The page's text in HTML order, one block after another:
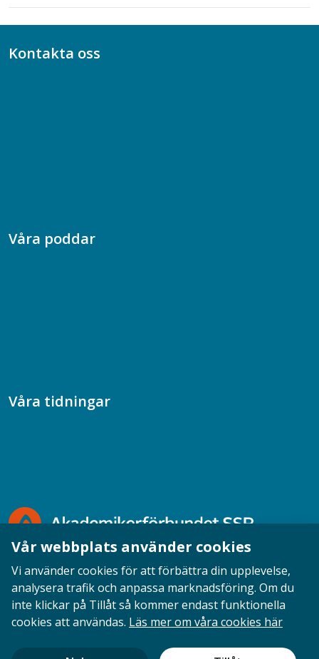
Kontakta oss
Våra poddar
Våra tidningar
Opinion English Personuppgifter Cookies
Vår webbplats använder cookies
Vi använder cookies för att förbättra din upplevelse,
analysera trafik och anpassa marknadsföring. Om du
inte klickar på Tillåt så kommer endast funktionella
cookies att användas. Läs mer om våra cookies här